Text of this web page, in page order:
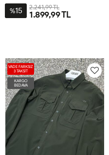
%15 2.241,99 TL
1.899,99 TL
VADE FARKSIZ
3 TAKSİT
KARGO
BEDAVA